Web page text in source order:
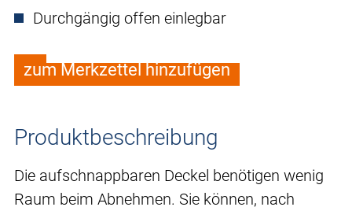
Durchgängig offen einlegbar
zum Merkzettel hinzufügen
Produktbeschreibung
Die aufschnappbaren Deckel benötigen wenig
Raum beim Abnehmen. Sie können, nach